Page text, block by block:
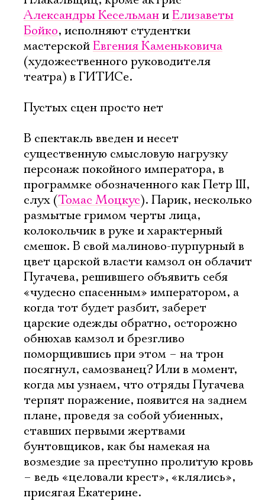
Александры КесельманиЕлизаветы
Бойко, исполняют студентки
мастерскойЕвгения Каменьковича
(художественного руководителя
театра) в ГИТИСе.
Пустых сцен просто нет
В спектакль введен и несет
существенную смысловую нагрузку
персонаж покойного императора, в
программке обозначенного как Петр III,
слух (Томас Моцкус). Парик, несколько
размытые гримом черты лица,
колокольчик в руке и характерный
смешок. В свой малиново-пурпурный в
цвет царской власти камзол он облачит
Пугачева, решившего объявить себя
«чудесно спасенным» императором, а
когда тот будет разбит, заберет
царские одежды обратно, осторожно
обнюхав камзол и брезгливо
поморщившись при этом – на трон
посягнул, самозванец? Или в момент,
когда мы узнаем, что отряды Пугачева
терпят поражение, появится на заднем
плане, проведя за собой убиенных,
ставших первыми жертвами
бунтовщиков, как бы намекая на
возмездие за преступно пролитую кровь
– ведь «целовали крест», «клялись»,
присягая Екатерине.